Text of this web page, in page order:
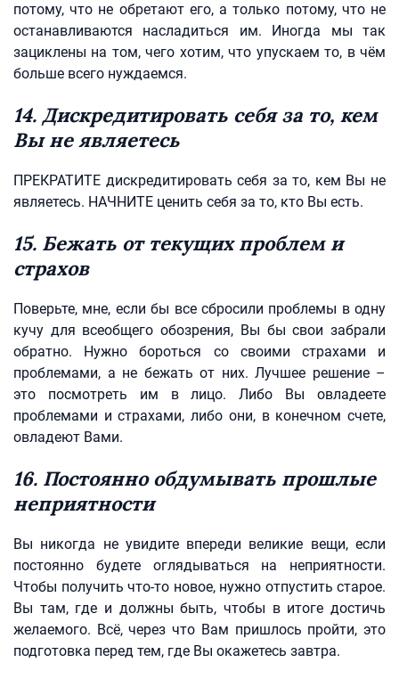
потому, что не обретают его, а только потому, что не
останавливаются насладиться им. Иногда мы так
зациклены на том, чего хотим, что упускаем то, в чём
больше всего нуждаемся.
14. Дискредитировать себя за то, кем
Вы не являетесь
ПРЕКРАТИТЕ дискредитировать себя за то, кем Вы не
являетесь. НАЧНИТЕ ценить себя за то, кто Вы есть.
15. Бежать от текущих проблем и
страхов
Поверьте, мне, если бы все сбросили проблемы в одну
кучу для всеобщего обозрения, Вы бы свои забрали
обратно. Нужно бороться со своими страхами и
проблемами, а не бежать от них. Лучшее решение –
это посмотреть им в лицо. Либо Вы овладеете
проблемами и страхами, либо они, в конечном счете,
овладеют Вами.
16. Постоянно обдумывать прошлые
неприятности
Вы никогда не увидите впереди великие вещи, если
постоянно будете оглядываться на неприятности.
Чтобы получить что-то новое, нужно отпустить старое.
Вы там, где и должны быть, чтобы в итоге достичь
желаемого. Всё, через что Вам пришлось пройти, это
подготовка перед тем, где Вы окажетесь завтра.